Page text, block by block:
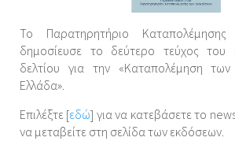
Το Παρατηρητήριο
δημοσίευσε το δεύτερο τεύχος του
δελτίου για την «Καταπολέμηση
Ελλάδα».
Επιλέξτε [εδώ] για να κατεβάσετε το
να μεταβείτε στη σελίδα των εκδόσεων.